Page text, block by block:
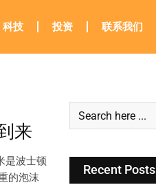
科技 投资 联系我们
来
是波士顿
的泡沫
Recent Posts